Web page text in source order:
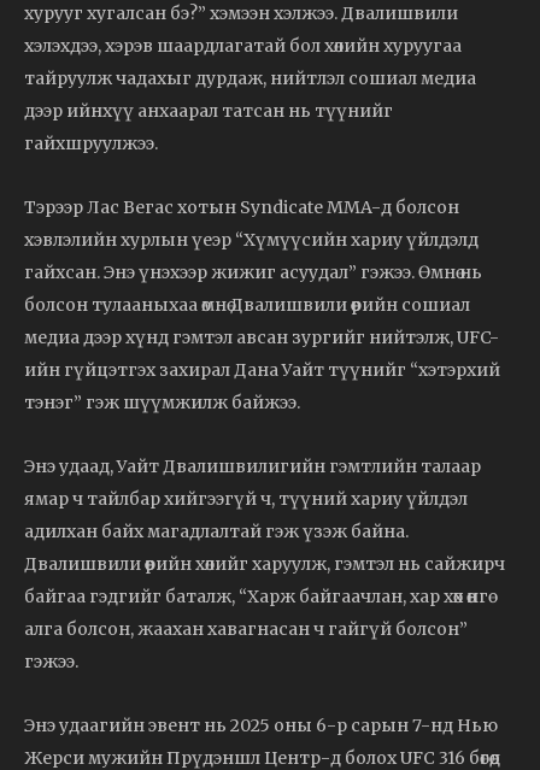
хурууг хугалсан бэ?” хэмээн хэлжээ. Двалишвили
хэлэхдээ, хэрэв шаардлагатай бол хөлийн хуруугаа
тайруулж чадахыг дурдаж, нийтлэл сошиал медиа
дээр ийнхүү анхаарал татсан нь түүнийг
гайхшруулжээ.
Тэрээр Лас Вегас хотын Syndicate MMA-д болсон
хэвлэлийн хурлын үеэр “Хүмүүсийн хариу үйлдэлд
гайхсан. Энэ үнэхээр жижиг асуудал” гэжээ. Өмнө нь
болсон тулааныхаа өмнө Двалишвили өөрийн сошиал
медиа дээр хүнд гэмтэл авсан зургийг нийтэлж, UFC-
ийн гүйцэтгэх захирал Дана Уайт түүнийг “хэтэрхий
тэнэг” гэж шүүмжилж байжээ.
Энэ удаад, Уайт Двалишвилигийн гэмтлийн талаар
ямар ч тайлбар хийгээгүй ч, түүний хариу үйлдэл
адилхан байх магадлалтай гэж үзэж байна.
Двалишвили өөрийн хөлийг харуулж, гэмтэл нь сайжирч
байгаа гэдгийг баталж, “Харж байгаачлан, хар хөх өнгө
алга болсон, жаахан хавагнасан ч гайгүй болсон”
гэжээ.
Энэ удаагийн эвент нь 2025 оны 6-р сарын 7-нд Нью
Жерси мужийн Прүдэншл Центр-д болох UFC 316 бөгөөд